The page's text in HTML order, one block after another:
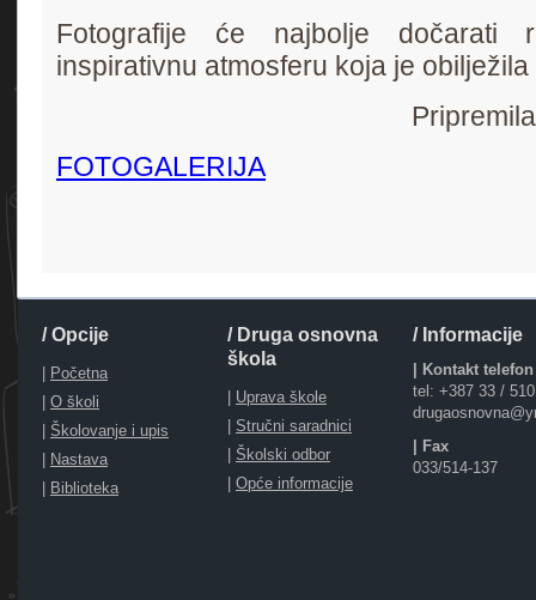
Fotografije će najbolje dočarati
inspirativnu atmosferu koja je
FOTOGALERIJA
/ Opcije
Početna
O školi
Školovanje i upis
Nastava
Biblioteka
/ Druga osnovna
škola
Uprava škole
Stručni saradnici
Školski odbor
Opće informacije
/ Informacije
| Kontakt telefon
tel: +387 33 /
| Fax
033/514-137